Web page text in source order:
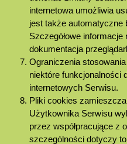
internetowa umożliwia
jest także automatyczne
Szczegółowe
dokumentacja
Ograniczenia
niektóre funkcjonalności
internetowych Serwisu.
Pliki cookies
Użytkownika Serwisu
przez współpracujące z
szczególności dotyczy